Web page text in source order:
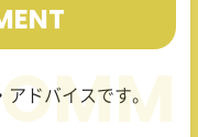
ドバイスです。